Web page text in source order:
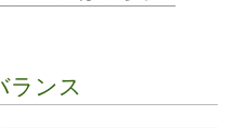
ランス